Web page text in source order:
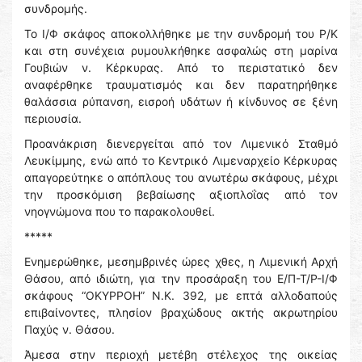
συνδρομής.
Το Ι/Φ σκάφος αποκολλήθηκε με την συνδρομή του Ρ/Κ
και στη συνέχεια ρυμουλκήθηκε ασφαλώς στη μαρίνα
Γουβιών ν. Κέρκυρας. Από το περιστατικό δεν
αναφέρθηκε τραυματισμός και δεν παρατηρήθηκε
θαλάσσια ρύπανση, εισροή υδάτων ή κίνδυνος σε ξένη
περιουσία.
Προανάκριση διενεργείται από τον Λιμενικό Σταθμό
Λευκίμμης, ενώ από το Κεντρικό Λιμεναρχείο Κέρκυρας
απαγορεύτηκε ο απόπλους του ανωτέρω σκάφους, μέχρι
την προσκόμιση βεβαίωσης αξιοπλοΐας από τον
νηογνώμονα που το παρακολουθεί.
*****
Ενημερώθηκε, μεσημβρινές ώρες χθες, η Λιμενική Αρχή
Θάσου, από ιδιώτη, για την προσάραξη του Ε/Π-Τ/Ρ-Ι/Φ
σκάφους “ΟΚΥΡΡΟΗ” N.Κ. 392, με επτά αλλοδαπούς
επιβαίνοντες, πλησίον βραχώδους ακτής ακρωτηρίου
Παχύς ν. Θάσου.
Άμεσα στην περιοχή μετέβη στέλεχος της οικείας